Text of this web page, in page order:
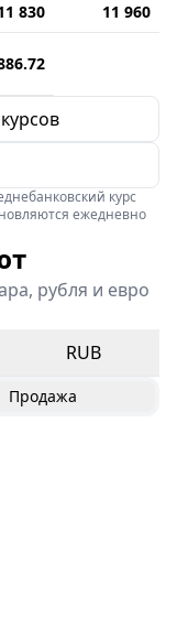
830
11 960
курс
ежедневно
рубля и евро
RUB
Продажа